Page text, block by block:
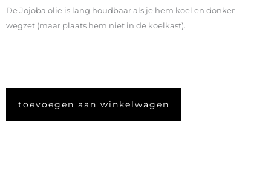
De Jojoba olie is lang houdbaar als je hem koel en donker
wegzet (maar plaats hem niet in de koelkast).
toevoegen aan winkelwagen